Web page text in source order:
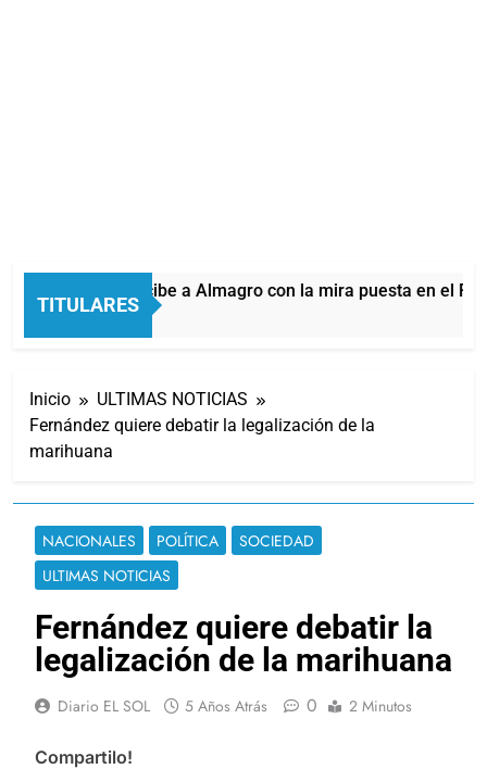
TITULARES
Quilmes recibe a Almagro con la mira puesta en el
4 Minutos Atrás
Inicio
ULTIMAS NOTICIAS
Fernández quiere debatir la legalización de la
marihuana
NACIONALES POLÍTICA
SOCIEDAD
ULTIMAS NOTICIAS
Fernández quiere debatir la
legalización de la marihuana
Diario EL SOL 5 Años Atrás 0 2 Minutos
Compartilo!